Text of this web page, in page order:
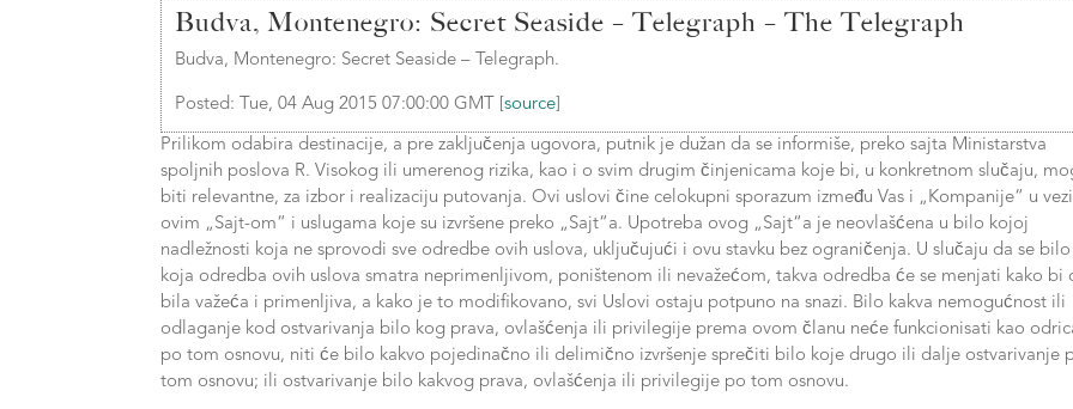
Budva, Montenegro: Secret Seaside – Telegraph – The Telegraph
Budva, Montenegro: Secret Seaside – Telegraph.
Posted: Tue, 04 Aug 2015 07:00:00 GMT [source
Prilikom odabira destinacije, a pre zaključenja ugovora, putnik je dužan da se informiše, preko sajta Ministarstva
spoljnih poslova R. Visokog ili umerenog rizika, kao i o svim drugim činjenicama koje bi, u konkretnom slučaju,
biti relevantne, za izbor i realizaciju putovanja. Ovi uslovi čine celokupni sporazum između Vas i „Kompanije“ u vezi
ovim „Sajt-om“ i uslugama koje su izvršene preko „Sajt“a. Upotreba ovog „Sajt“a je neovlašćena u bilo kojoj
nadležnosti koja ne sprovodi sve odredbe ovih uslova, uključujući i ovu stavku bez ograničenja. U slučaju da se bilo
koja odredba ovih uslova smatra neprimenljivom, poništenom ili nevažećom, takva odredba će se menjati kako bi
bila važeća i primenljiva, a kako je to modifikovano, svi Uslovi ostaju potpuno na snazi. Bilo kakva nemogućnost ili
odlaganje kod ostvarivanja bilo kog prava, ovlašćenja ili privilegije prema ovom članu neće funkcionisati kao
po tom osnovu, niti će bilo kakvo pojedinačno ili delimično izvršenje sprečiti bilo koje drugo ili dalje ostvarivanje
tom osnovu; ili ostvarivanje bilo kakvog prava, ovlašćenja ili privilegije po tom osnovu.